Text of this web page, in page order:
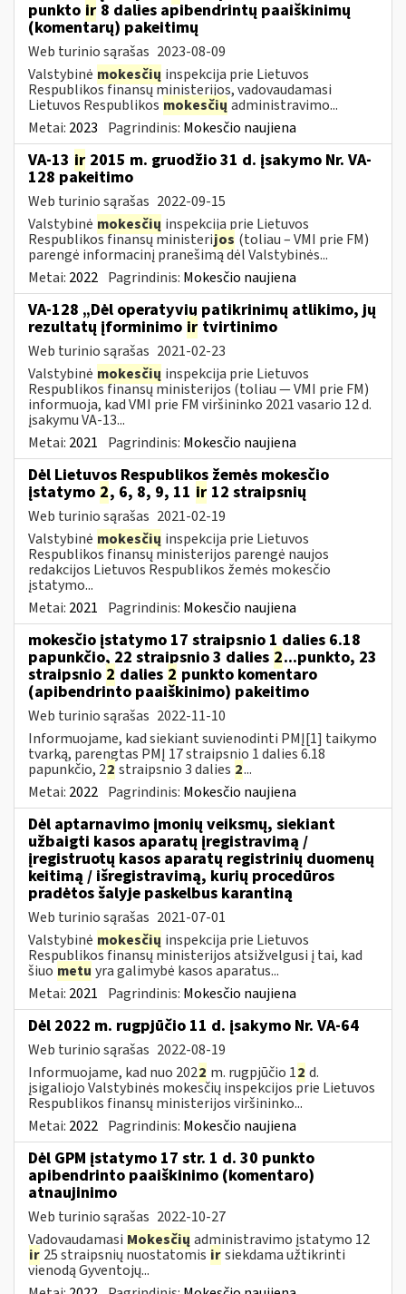
punkto ir 8 dalies apibendrintų paaiškinimų
(komentarų) pakeitimų
Web turinio sąrašas 2023-08-09
Valstybinė mokesčių inspekcija prie Lietuvos
Respublikos finansų ministerijos, vadovaudamasi
Lietuvos Respublikos mokesčių administravimo...
Metai: 2023 Pagrindinis: Mokesčio naujiena
VA-13 ir 2015 m. gruodžio 31 d. įsakymo Nr. VA-
128 pakeitimo
Web turinio sąrašas 2022-09-15
Valstybinė mokesčių inspekcija prie Lietuvos
Respublikos finansų ministerijos (toliau – VMI prie FM)
parengė informacinį pranešimą dėl Valstybinės...
Metai: 2022 Pagrindinis: Mokesčio naujiena
VA-128 „Dėl operatyvių patikrinimų atlikimo, jų
rezultatų įforminimo ir tvirtinimo
Web turinio sąrašas 2021-02-23
Valstybinė mokesčių inspekcija prie Lietuvos
Respublikos finansų ministerijos (toliau ― VMI prie FM)
informuoja, kad VMI prie FM viršininko 2021 vasario 12 d.
įsakymu VA-13...
Metai: 2021 Pagrindinis: Mokesčio naujiena
Dėl Lietuvos Respublikos žemės mokesčio
įstatymo 2, 6, 8, 9, 11 ir 12 straipsnių
Web turinio sąrašas 2021-02-19
Valstybinė mokesčių inspekcija prie Lietuvos
Respublikos finansų ministerijos parengė naujos
redakcijos Lietuvos Respublikos žemės mokesčio
įstatymo...
Metai: 2021 Pagrindinis: Mokesčio naujiena
mokesčio įstatymo 17 straipsnio 1 dalies 6.18
papunkčio, 22 straipsnio 3 dalies 2...punkto, 23
straipsnio 2 dalies 2 punkto komentaro
(apibendrinto paaiškinimo) pakeitimo
Web turinio sąrašas 2022-11-10
Informuojame, kad siekiant suvienodinti PMĮ[1] taikymo
tvarką, parengtas PMĮ 17 straipsnio 1 dalies 6.18
papunkčio, 22 straipsnio 3 dalies 2...
Metai: 2022 Pagrindinis: Mokesčio naujiena
Dėl aptarnavimo įmonių veiksmų, siekiant
užbaigti kasos aparatų įregistravimą /
įregistruotų kasos aparatų registrinių duomenų
keitimą / išregistravimą, kurių procedūros
pradėtos šalyje paskelbus karantiną
Web turinio sąrašas 2021-07-01
Valstybinė mokesčių inspekcija prie Lietuvos
Respublikos finansų ministerijos atsižvelgusi į tai, kad
šiuo metu yra galimybė kasos aparatus...
Metai: 2021 Pagrindinis: Mokesčio naujiena
Dėl 2022 m. rugpjūčio 11 d. įsakymo Nr. VA-64
Web turinio sąrašas 2022-08-19
Informuojame, kad nuo 2022 m. rugpjūčio 12 d.
įsigaliojo Valstybinės mokesčių inspekcijos prie Lietuvos
Respublikos finansų ministerijos viršininko...
Metai: 2022 Pagrindinis: Mokesčio naujiena
Dėl GPM įstatymo 17 str. 1 d. 30 punkto
apibendrinto paaiškinimo (komentaro)
atnaujinimo
Web turinio sąrašas 2022-10-27
Vadovaudamasi Mokesčių administravimo įstatymo 12
ir 25 straipsnių nuostatomis irsiekdama užtikrinti
vienodą Gyventojų...